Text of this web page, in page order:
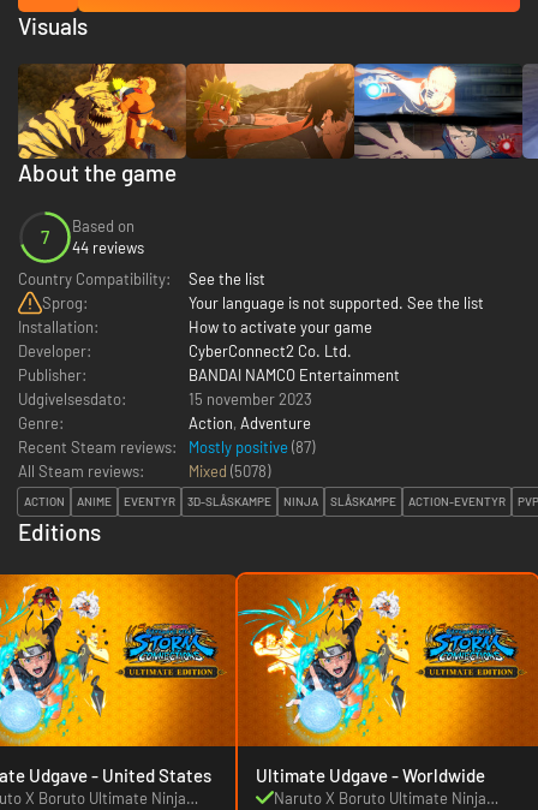
About the game
7
Based on
44 reviews
Country Compatibility:
See the list
Sprog:
Your language is not supported. See the list
Installation:
How to activate your game
Developer:
CyberConnect2 Co. Ltd.
Publisher:
BANDAI NAMCO Entertainment
Udgivelsesdato:
15 november 2023
Genre:
Action, Adventure
Recent Steam reviews:
Mostly positive (87)
All Steam reviews:
Mixed (5078)
ACTION ANIME EVENTYR 3D-SLÅSKAMPE NINJA SLÅSKAMPE ACTION-EVENTYR PVP
Editions
Ultimate Udgave - United States
X Boruto Ultimate Ninja
Ultimate Udgave - Worldwide
Naruto X Boruto Ultimate Ninja
Visuals